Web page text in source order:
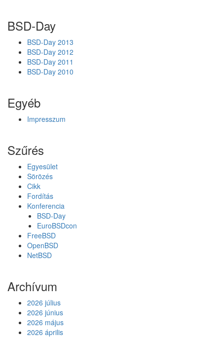
t
é
s
e
k
é
h
n
k
k
r
á
c
s
o
n
y
a
r
a
g
o
BSD-Day
BSD-Day 2013
BSD-Day 2012
BSD-Day 2011
BSD-Day 2010
Egyéb
Impresszum
Szűrés
Egyesület
Sörözés
Cikk
Fordítás
Konferencia
BSD-Day
EuroBSDcon
FreeBSD
OpenBSD
NetBSD
Archívum
2026 július
2026 június
2026 május
2026 április